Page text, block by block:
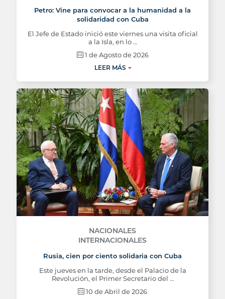
Petro: Vine para convocar a la humanidad a la
solidaridad con Cuba
El Jefe de Estado inició este viernes una visita oficial
a la Isla, en lo …
1 de Agosto de 2026
LEER MÁS
NACIONALES
INTERNACIONALES
Rusia, cien por ciento solidaria con Cuba
Este jueves en la tarde, desde el Palacio de la
Revolución, el Primer Secretario del …
10 de Abril de 2026